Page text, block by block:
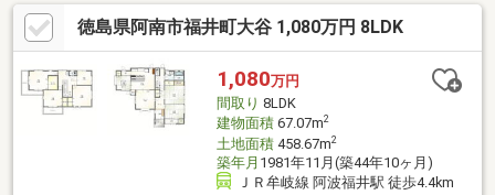
徳島県阿南市福井町大谷 1,080万円 8LDK
1,080万円
間取り 8LDK
建物面積67.07m2
土地面積458.67m2
築年月 1981年11月(築44年10ヶ月)
ＪＲ牟岐線 阿波福井駅 徒歩4.4km